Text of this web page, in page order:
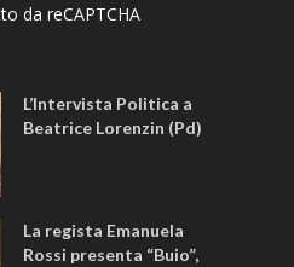
da reCAPTCHA
L’Intervista Politica a
Beatrice Lorenzin (Pd)
La regista Emanuela
Rossi presenta “Buio”,